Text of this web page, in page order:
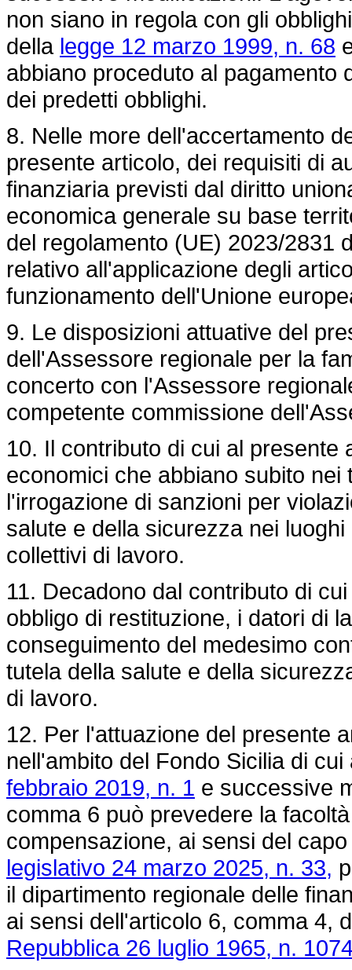
non siano in regola con gli
della legge 12 marzo 1999, n. 68
abbiano proceduto al pagamento
dei predetti obblighi.
8. Nelle more dell'accertamento
presente articolo, dei requisiti di
finanziaria previsti dal diritto
economica generale su base
del regolamento (UE) 2023/2831
relativo all'applicazione degli
funzionamento dell'Unione
9. Le disposizioni attuative del
dell'Assessore regionale per la
concerto con l'Assessore
competente commissione
10. Il contributo di cui al presente
economici che abbiano subito
l'irrogazione di sanzioni per
salute e della sicurezza nei
collettivi di lavoro.
11. Decadono dal contributo di
obbligo di restituzione, i datori di
conseguimento del medesimo
tutela della salute e della
di lavoro.
12. Per l'attuazione del presente
nell'ambito del Fondo Sicilia di
febbraio 2019, n. 1 e successive
comma 6 può prevedere la
compensazione, ai sensi del
legislativo 24 marzo 2025, n. 33,
il dipartimento regionale delle
ai sensi dell'articolo 6, comma 4,
Repubblica 26 luglio 1965, n.